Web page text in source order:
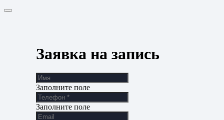
Заявка на запись
Заполните поле
Заполните поле